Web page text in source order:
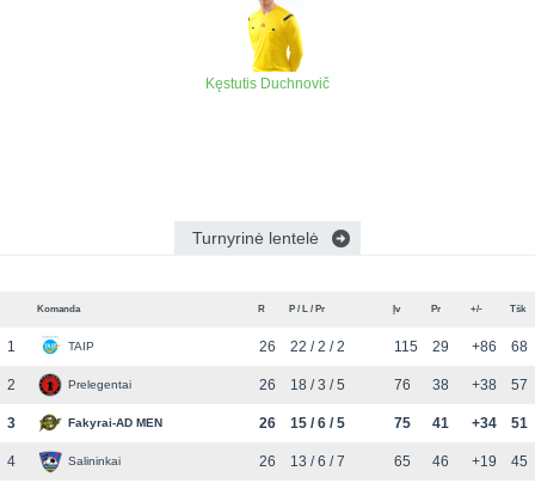
Kęstutis Duchnovič
Turnyrinė lentelė
Komanda R P / L / Pr Įv Pr +/- Tšk
1 TAIP 26 22 / 2 / 2 115 29 +86 68
2 Prelegentai 26 18 / 3 / 5 76 38 +38 57
3 Fakyrai-AD MEN 26 15 / 6 / 5 75 41 +34 51
4 Salininkai 26 13 / 6 / 7 65 46 +19 45